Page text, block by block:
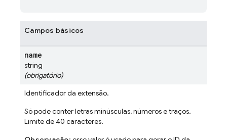
Campos básicos
name
string
(obrigatório)
Identificador da extensão.
Só pode conter letras minúsculas, números e traços.
Limite de 40 caracteres.